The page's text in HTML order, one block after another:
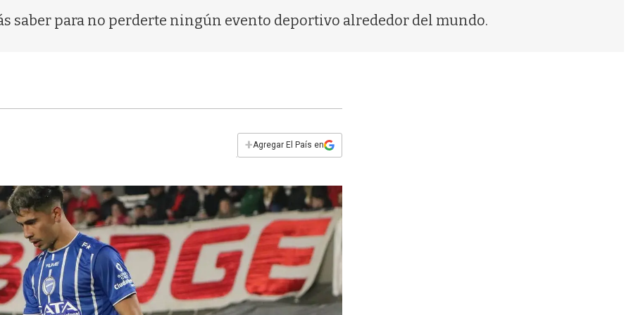
saber para no perderte ningún evento deportivo alrededor del mundo.
+Agregar El País en